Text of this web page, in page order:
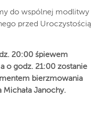
do wspólnej modlitwy
przed Uroczystością
20:00 śpiewem
a o godz. 21:00 zostanie
bierzmowania
Janochy.